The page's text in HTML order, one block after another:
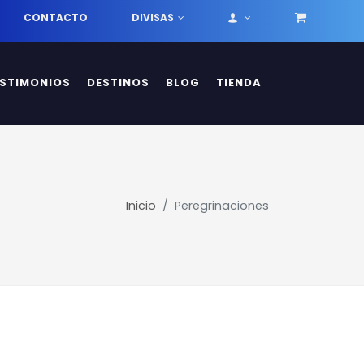
CONTACTO DIVISAS
DESTINOS BLOG TIENDA
Inicio Peregrinaciones